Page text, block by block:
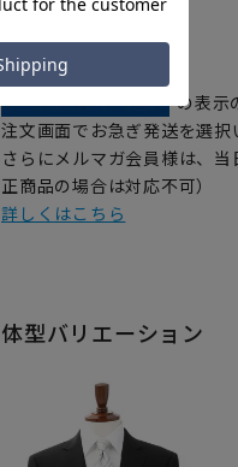
【 アイコンについて】
の表示
注文画面でお急ぎ発送を選択
さらにメルマガ会員様は、
正商品の場合は対応不可）
詳しくはこちら
体型バリエーション